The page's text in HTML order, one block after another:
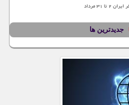
۳۱ مرداد
جدیدترین ها